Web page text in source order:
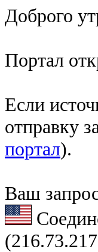
Доброго
Портал
Если
отправку
портал).
Ваш